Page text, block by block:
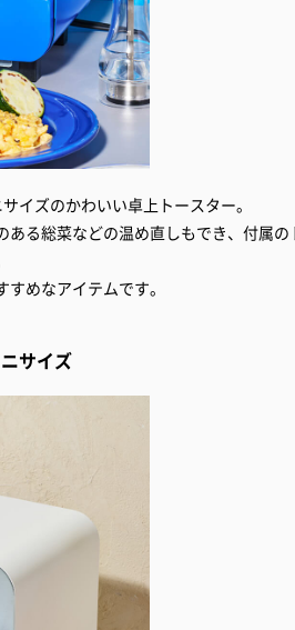
イズのかわいい卓上トースター。
る総菜などの温め直しもでき、付属
めなアイテムです。
サイズ